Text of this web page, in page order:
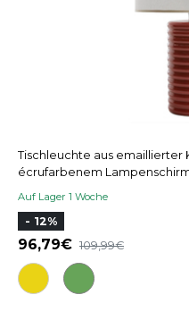
Tischleuchte aus emaillierter
écrufarbenem
Auf Lager 1 Woche
- 12%
96,79 109,99